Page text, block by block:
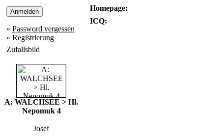
» Password vergessen
» Registrierung
Zufallsbild
A: WALCHSEE > Hl.
Nepomuk 4
Josef
Homepage:
ICQ: